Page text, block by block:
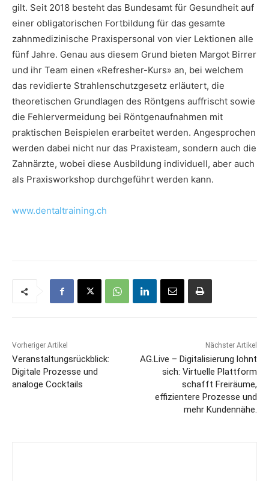
gilt. Seit 2018 besteht das Bundesamt für Gesundheit auf
einer obligatorischen Fortbildung für das gesamte
zahnmedizinische Praxispersonal von vier Lektionen alle
fünf Jahre. Genau aus diesem Grund bieten Margot Birrer
und ihr Team einen «Refresher-Kurs» an, bei welchem
das revidierte Strahlenschutzgesetz erläutert, die
theoretischen Grundlagen des Röntgens auffrischt sowie
die Fehlervermeidung bei Röntgenaufnahmen mit
praktischen Beispielen erarbeitet werden. Angesprochen
werden dabei nicht nur das Praxisteam, sondern auch die
Zahnärzte, wobei diese Ausbildung individuell, aber auch
als Praxisworkshop durchgeführt werden kann.
www.dentaltraining.ch
Vorheriger Artikel
Veranstaltungsrückblick:
Digitale Prozesse und
analoge Cocktails
Nächster Artikel
AG.Live – Digitalisierung lohnt
sich: Virtuelle Plattform
schafft Freiräume,
effizientere Prozesse und
mehr Kundennähe.